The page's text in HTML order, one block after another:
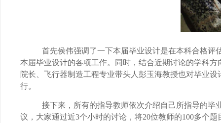
首先侯伟强调了一下本届毕业设计是在本科合格
本届毕业设计的各项工作。同时，结合近期讨论的学科
院长、飞行器制造工程专业带头人彭玉海教授也对毕业
行。
接下来，所有的指导教师依次介绍自己所指导的
议，大家通过近3个小时的讨论，将20位教师的100多个题